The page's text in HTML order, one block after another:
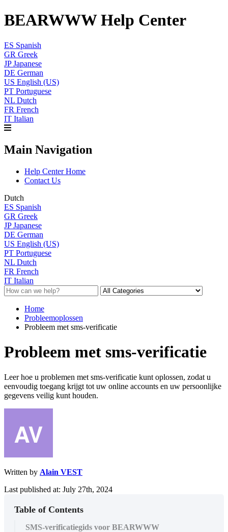
BEARWWW Help Center
ES Spanish
GR Greek
JP Japanese
DE German
US English (US)
PT Portuguese
NL Dutch
FR French
IT Italian
Main Navigation
Help Center Home
Contact Us
Dutch
ES Spanish
GR Greek
JP Japanese
DE German
US English (US)
PT Portuguese
NL Dutch
FR French
IT Italian
Home
Probleemoplossen
Probleem met sms-verificatie
Probleem met sms-verificatie
Leer hoe u problemen met sms-verificatie kunt oplossen, zodat u
eenvoudig toegang krijgt tot uw online accounts en uw persoonlijke
gegevens veilig kunt houden.
Written by Alain VEST
Last published at: July 27th, 2024
Table of Contents
SMS-verificatiegids voor BEARWWW